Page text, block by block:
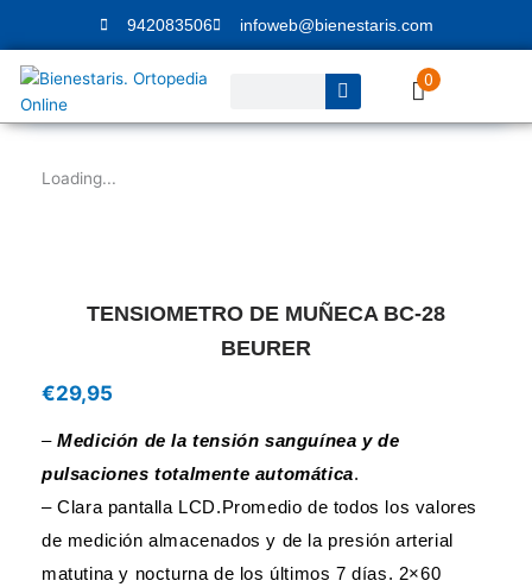
contenido
942083506 infoweb@bienestaris.com
0
Loading...
TENSIOMETRO DE MUÑECA BC-28
BEURER
€29,95
–Medición de la tensión sanguínea y de
pulsaciones totalmente automática.
– Clara pantalla LCD.Promedio de todos los valores
de medición almacenados y de la presión arterial
matutina y nocturna de los últimos 7 días. 2×60